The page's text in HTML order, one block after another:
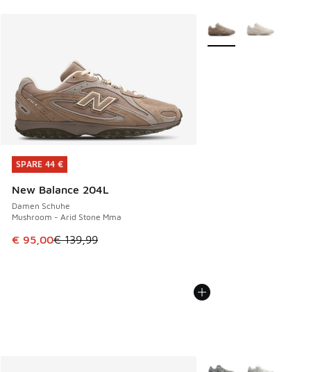
SPARE 44 €
New Balance 204L
Damen Schuhe
Mushroom - Arid Stone Mma
Dieser Artikel ist im Sale. Der Preis ist von € 139,99 auf €
€ 95,00€ 139,99
SPARE 44 €
Weitere Farben
Weitere Farben